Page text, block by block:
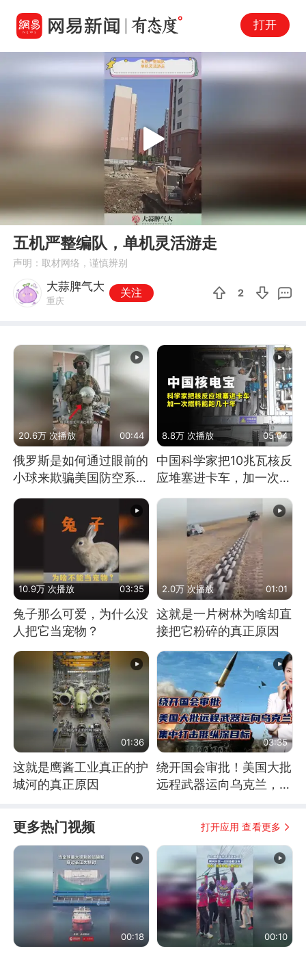
打开
00:00 00:19
Play
五机严整编队，单机灵活游走
声明：取材网络，谨慎辨别
大蒜脾气大
重庆
关注 2
20.6万 次播放 00:44
俄罗斯是如何通过眼前的
小球来欺骗美国防空系统
8.8万 次播放 05:04
中国科学家把10兆瓦核反
应堆塞进卡车，加一次燃
10.9万 次播放 03:35
兔子那么可爱，为什么没
人把它当宠物？
2.0万 次播放 01:01
这就是一片树林为啥却直
接把它粉碎的真正原因
01:36
这就是鹰酱工业真正的护
城河的真正原因
03:35
绕开国会审批！美国大批
远程武器运向乌克兰，集
更多热门视频 打开应用 查看更多
00:18 00:10